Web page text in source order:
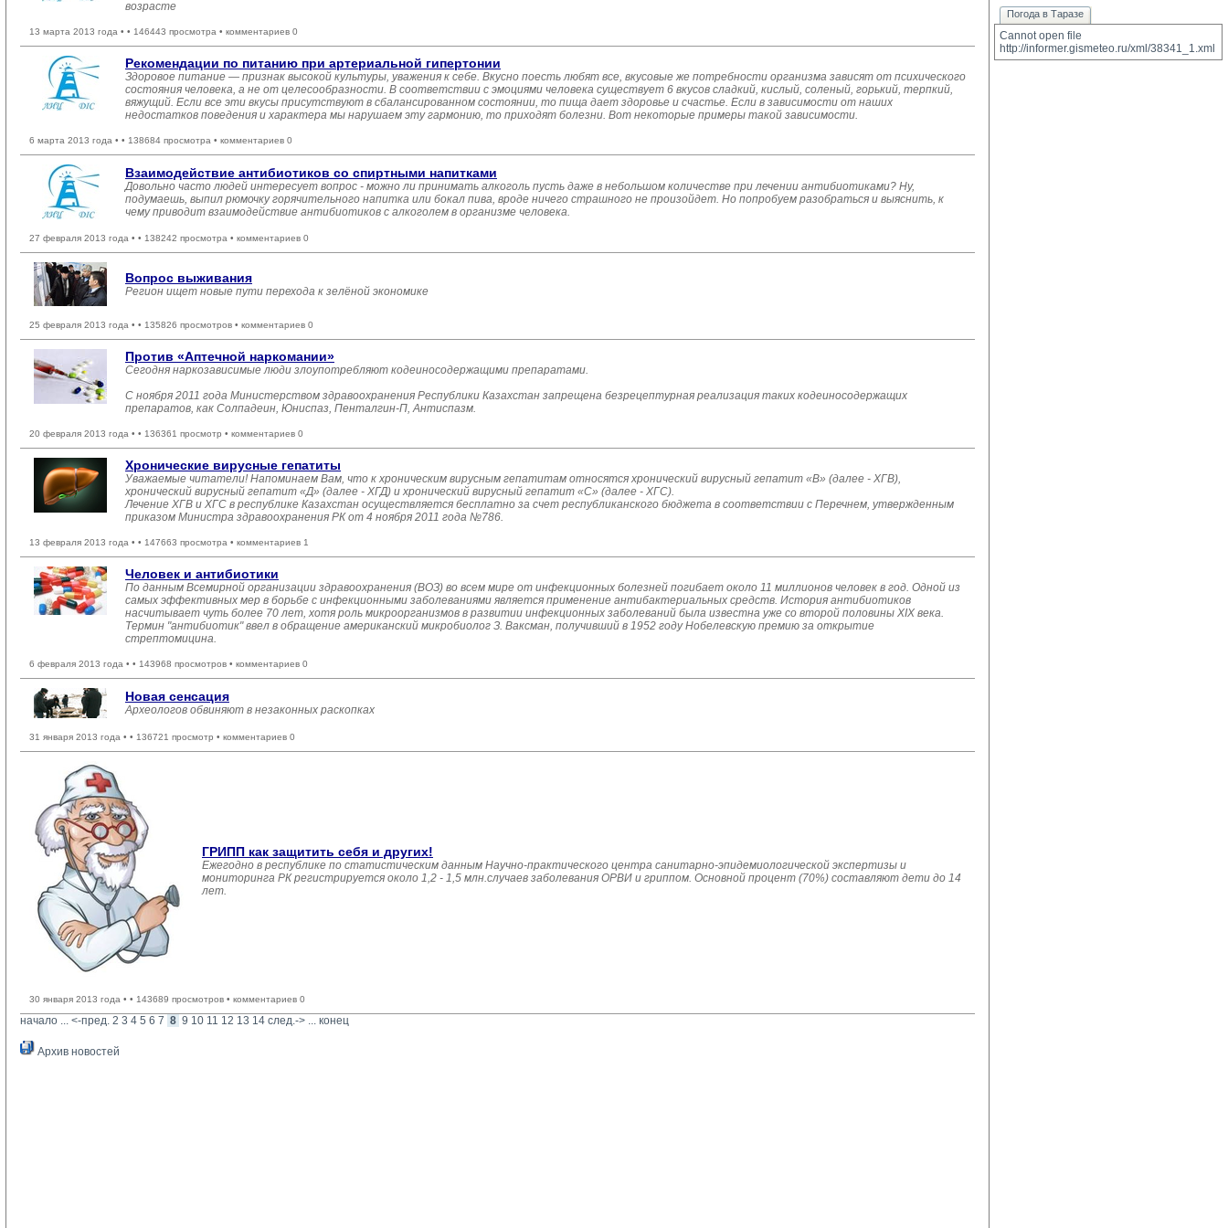
возрасте
13 марта 2013 года • • 146443 просмотра • комментариев 0
Рекомендации по питанию при артериальной гипертонии
Здоровое питание — признак высокой культуры, уважения к себе. Вкусно поесть любят все, вкусовые же потребности организма зависят от психического
состояния человека, а не от целесообразности. В соответствии с эмоциями человека существует 6 вкусов сладкий, кислый, соленый, горький, терпкий,
вяжущий. Если все эти вкусы присутствуют в сбалансированном состоянии, то пища дает здоровье и счастье. Если в зависимости от наших
недостатков поведения и характера мы нарушаем эту гармонию, то приходят болезни. Вот некоторые примеры такой зависимости.
6 марта 2013 года • • 138684 просмотра • комментариев 0
Взаимодействие антибиотиков со спиртными напитками
Довольно часто людей интересует вопрос - можно ли принимать алкоголь пусть даже в небольшом количестве при лечении антибиотиками? Ну,
подумаешь, выпил рюмочку горячительного напитка или бокал пива, вроде ничего страшного не произойдет. Но попробуем разобраться и выяснить, к
чему приводит взаимодействие антибиотиков с алкоголем в организме человека.
27 февраля 2013 года • • 138242 просмотра • комментариев 0
Вопрос выживания
Регион ищет новые пути перехода к зелёной экономике
25 февраля 2013 года • • 135826 просмотров • комментариев 0
Против «Аптечной наркомании»
Сегодня наркозависимые люди злоупотребляют кодеиносодержащими препаратами.
С ноября 2011 года Министерством здравоохранения Республики Казахстан запрещена безрецептурная реализация таких кодеиносодержащих
препаратов, как Солпадеин, Юниспаз, Пенталгин-П, Антиспазм.
20 февраля 2013 года • • 136361 просмотр • комментариев 0
Хронические вирусные гепатиты
Уважаемые читатели! Напоминаем Вам, что к хроническим вирусным гепатитам относятся хронический вирусный гепатит «В» (далее - ХГВ),
хронический вирусный гепатит «Д» (далее - ХГД) и хронический вирусный гепатит «С» (далее - ХГС).
Лечение ХГВ и ХГС в республике Казахстан осуществляется бесплатно за счет республиканского бюджета в соответствии с Перечнем, утвержденным
приказом Министра здравоохранения РК от 4 ноября 2011 года №786.
13 февраля 2013 года • • 147663 просмотра • комментариев 1
Человек и антибиотики
По данным Всемирной организации здравоохранения (ВОЗ) во всем мире от инфекционных болезней погибает около 11 миллионов человек в год. Одной из
самых эффективных мер в борьбе с инфекционными заболеваниями является применение антибактериальных средств. История антибиотиков
насчитывает чуть более 70 лет, хотя роль микроорганизмов в развитии инфекционных заболеваний была известна уже со второй половины XIX века.
Термин "антибиотик" ввел в обращение американский микробиолог З. Ваксман, получивший в 1952 году Нобелевскую премию за открытие
стрептомицина.
6 февраля 2013 года • • 143968 просмотров • комментариев 0
Новая сенсация
Археологов обвиняют в незаконных раскопках
31 января 2013 года • • 136721 просмотр • комментариев 0
ГРИПП как защитить себя и других!
Ежегодно в республике по статистическим данным Научно-практического центра санитарно-эпидемиологической экспертизы и
мониторинга РК регистрируется около 1,2 - 1,5 млн.случаев заболевания ОРВИ и гриппом. Основной процент (70%) составляют дети до 14
лет.
30 января 2013 года • • 143689 просмотров • комментариев 0
начало ... <-пред. 2 3 4 5 6 7 8 9 10 11 12 13 14 след.-> ... конец
Архив новостей
Погода в Таразе
Cannot open file
http://informer.gismeteo.ru/xml/38341_1.xml